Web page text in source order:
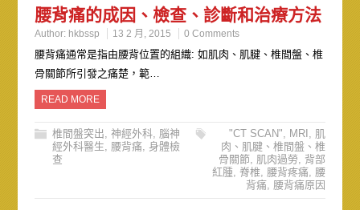
腰背痛的成因、檢查、診斷和治療方法
Author: hkbssp 13 2 月, 2015 0 Comments
腰背痛通常是指由腰背位置的組織: 如肌肉、肌腱、椎間盤、椎
骨關節所引發之痛楚，範…
READ MORE
椎間盤突出, 神經外科, 腦神
經外科醫生, 腰背痛, 身體檢
查
"CT SCAN", MRI , 肌
肉、肌腱、椎間盤、椎
骨關節, 肌肉過勞, 背部
紅腫,脊椎, 腰背疼痛, 腰
背痛, 腰背痛原因